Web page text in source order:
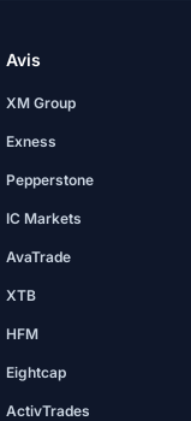
Avis
XM Group
Exness
Pepperstone
IC Markets
AvaTrade
XTB
HFM
Eightcap
ActivTrades